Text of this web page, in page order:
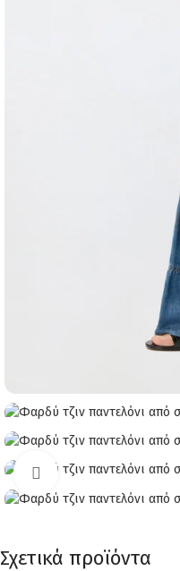
Click to enlarge
Σχετικά προϊόντα